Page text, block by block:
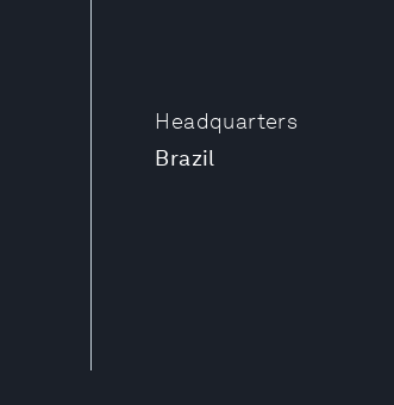
Headquarters
Brazil